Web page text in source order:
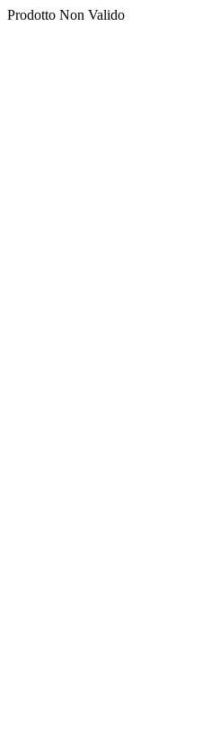
Prodotto Non Valido